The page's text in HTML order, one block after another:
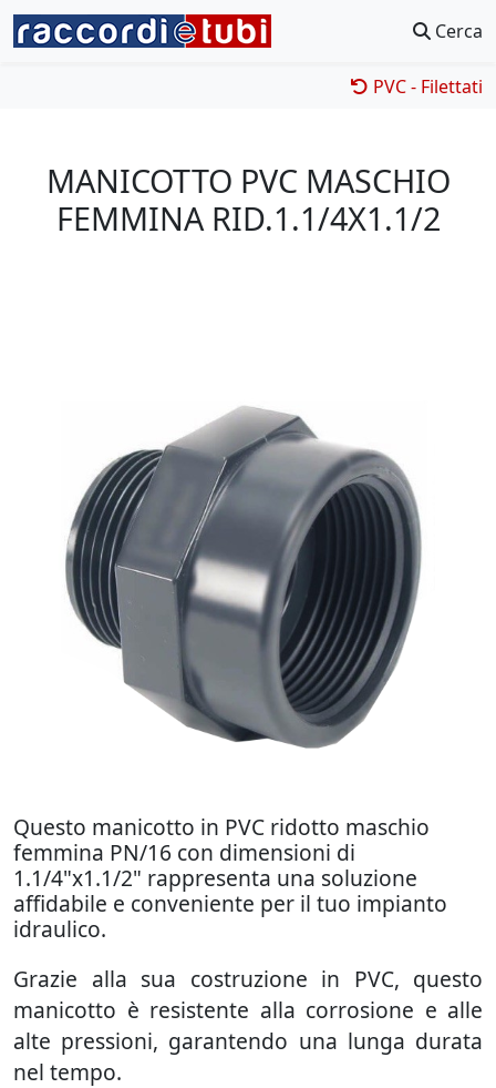
Cerca
PVC - Filettati
MANICOTTO PVC MASCHIO
FEMMINA RID.1.1/4X1.1/2
Questo manicotto in PVC ridotto maschio
femmina PN/16 con dimensioni di
1.1/4"x1.1/2" rappresenta una soluzione
affidabile e conveniente per il tuo impianto
idraulico.
Grazie alla sua costruzione in PVC, questo
manicotto è resistente alla corrosione e alle
alte pressioni, garantendo una lunga durata
nel tempo.